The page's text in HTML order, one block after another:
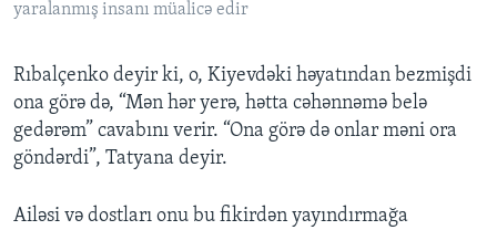
yaralanmış insanı müalicə edir
Rıbalçenko deyir ki, o, Kiyevdəki həyatından bezmişdi
ona görə də, “Mən hər yerə, hətta cəhənnəmə belə
gedərəm” cavabını verir. “Ona görə də onlar məni ora
göndərdi”, Tatyana deyir.
Ailəsi və dostları onu bu fikirdən yayındırmağa